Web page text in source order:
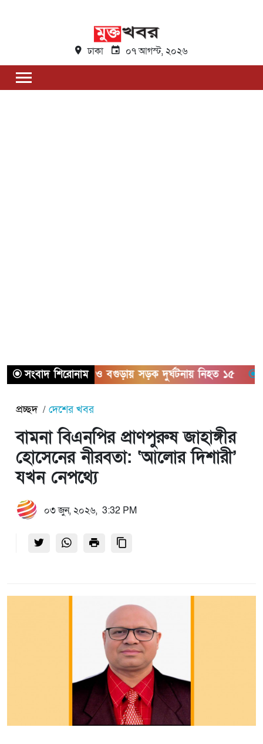
ঢাকা ০৭ আগস্ট, ২০২৬
সংবাদ শিরোনাম
সিলেট ও বগুড়ায় সড়ক দুর্ঘটনায় নিহত ১৫
প্রচ্ছদ দেশের খবর
বামনা বিএনপির প্রাণপুরুষ জাহাঙ্গীর
হোসেনের নীরবতা: ‘আলোর দিশারী’
যখন নেপথ্যে
০৩ জুন, ২০২৬, 3:32 PM